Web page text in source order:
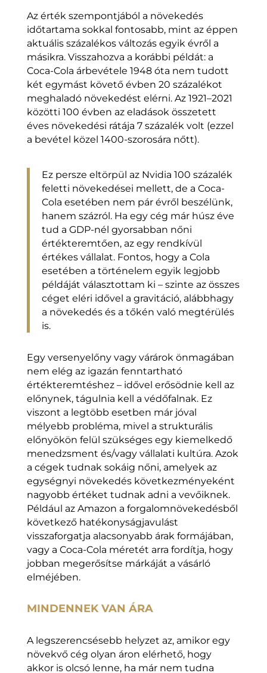
Az érték szempontjából a növekedés
időtartama sokkal fontosabb, mint az éppen
aktuális százalékos változás egyik évről a
másikra. Visszahozva a korábbi példát: a
Coca-Cola árbevétele 1948 óta nem tudott
két egymást követő évben 20 százalékot
meghaladó növekedést elérni. Az 1921–2021
közötti 100 évben az eladások összetett
éves növekedési rátája 7 százalék volt (ezzel
a bevétel közel 1400-szorosára nőtt).
Ez persze eltörpül az Nvidia 100 százalék
feletti növekedései mellett, de a Coca-
Cola esetében nem pár évről beszélünk,
hanem százról. Ha egy cég már húsz éve
tud a GDP-nél gyorsabban nőni
értékteremtően, az egy rendkívül
értékes vállalat. Fontos, hogy a Cola
esetében a történelem egyik legjobb
példáját választottam ki – szinte az összes
céget eléri idővel a gravitáció, alábbhagy
a növekedés és a tőkén való megtérülés
is.
Egy versenyelőny vagy várárok önmagában
nem elég az igazán fenntartható
értékteremtéshez – idővel erősödnie kell az
előnynek, tágulnia kell a védőfalnak. Ez
viszont a legtöbb esetben már jóval
mélyebb probléma, mivel a strukturális
előnyökön felül szükséges egy kiemelkedő
menedzsment és/vagy vállalati kultúra. Azok
a cégek tudnak sokáig nőni, amelyek az
egységnyi növekedés következményeként
nagyobb értéket tudnak adni a vevőiknek.
Például az Amazon a forgalomnövekedésből
következő hatékonyságjavulást
visszaforgatja alacsonyabb árak formájában,
vagy a Coca-Cola méretét arra fordítja, hogy
jobban megerősítse márkáját a vásárló
elméjében.
MINDENNEK VAN ÁRA
A legszerencsésebb helyzet az, amikor egy
növekvő cég olyan áron elérhető, hogy
akkor is olcsó lenne, ha már nem tudna